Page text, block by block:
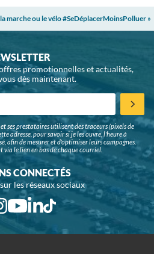
marche ou le vélo #SeDéplacerMoinsPolluer »
promotionnelles et actualités,
dès maintenant.
ses prestataires utilisent des traceurs (pixels de
adresse, pour savoir si je les ouvre, l'heure à
afin de mesurer et d'optimiser leurs campagnes.
le lien en bas de chaque courriel.
CONNECTÉS
les réseaux sociaux